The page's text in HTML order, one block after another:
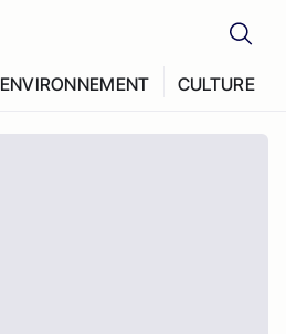
ENVIRONNEMENT CULTURE